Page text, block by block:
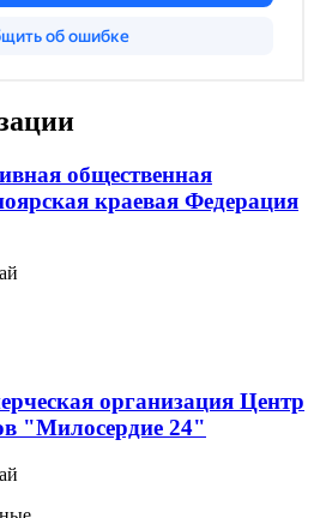
общественная
краевая Федерация
организация Центр
"Милосердие 24"